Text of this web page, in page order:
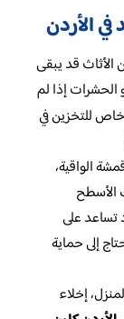
الأردن
الأثاث قد يبقى
الحشرات إذا لم
خاص للتخزين في
الواقية،
الأسطح
تساعد على
إلى حماية
إخلاء